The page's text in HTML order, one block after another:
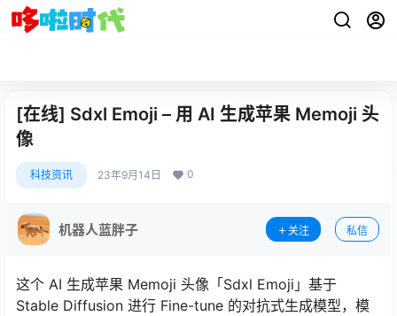
[在线] Sdxl Emoji – 用 AI 生成苹果 Memoji 头
像
科技资讯 23年9月14日 0
机器人蓝胖子 关注 私信
这个 AI 生成苹果 Memoji 头像「Sdxl Emoji」基于
Stable Diffusion 进行 Fine-tune 的对抗式生成模型，模